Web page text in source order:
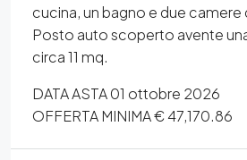
cucina, un bagno e due
Posto auto scoperto avente
circa 11 mq.
DATA ASTA 01 ottobre 2026
OFFERTA MINIMA € 47,170.86